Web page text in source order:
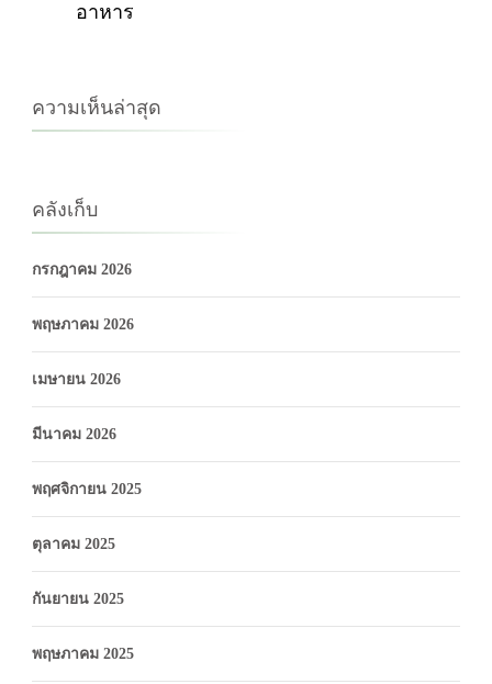
อาหาร
ความเห็นล่าสุด
คลังเก็บ
กรกฎาคม 2026
พฤษภาคม 2026
เมษายน 2026
มีนาคม 2026
พฤศจิกายน 2025
ตุลาคม 2025
กันยายน 2025
พฤษภาคม 2025